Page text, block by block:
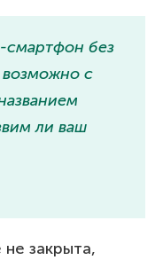
смартфон без
возможно с
ли ваш
закрыта,